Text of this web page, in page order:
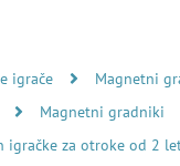
igrače
Magnetni
Magnetni gradniki
igračke za otroke od 2